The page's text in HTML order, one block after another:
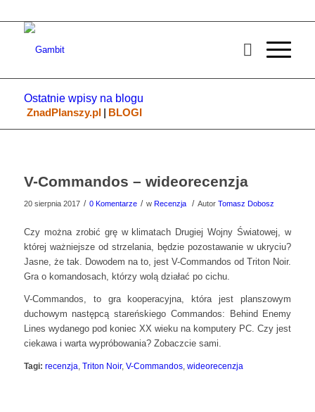
Ostatnie wpisy na blogu
ZnadPlanszy.pl | BLOGI
V-Commandos – wideorecenzja
20 sierpnia 2017 / 0 Komentarze / w Recenzja / Autor Tomasz Dobosz
Czy można zrobić grę w klimatach Drugiej Wojny Światowej, w
której ważniejsze od strzelania, będzie pozostawanie w ukryciu?
Jasne, że tak. Dowodem na to, jest V-Commandos od Triton Noir.
Gra o komandosach, którzy wolą działać po cichu.
V-Commandos, to gra kooperacyjna, która jest planszowym
duchowym następcą stareńskiego Commandos: Behind Enemy
Lines wydanego pod koniec XX wieku na komputery PC. Czy jest
ciekawa i warta wypróbowania? Zobaczcie sami.
Tagi: recenzja Triton Noir, V-Commandos, wideorecenzja